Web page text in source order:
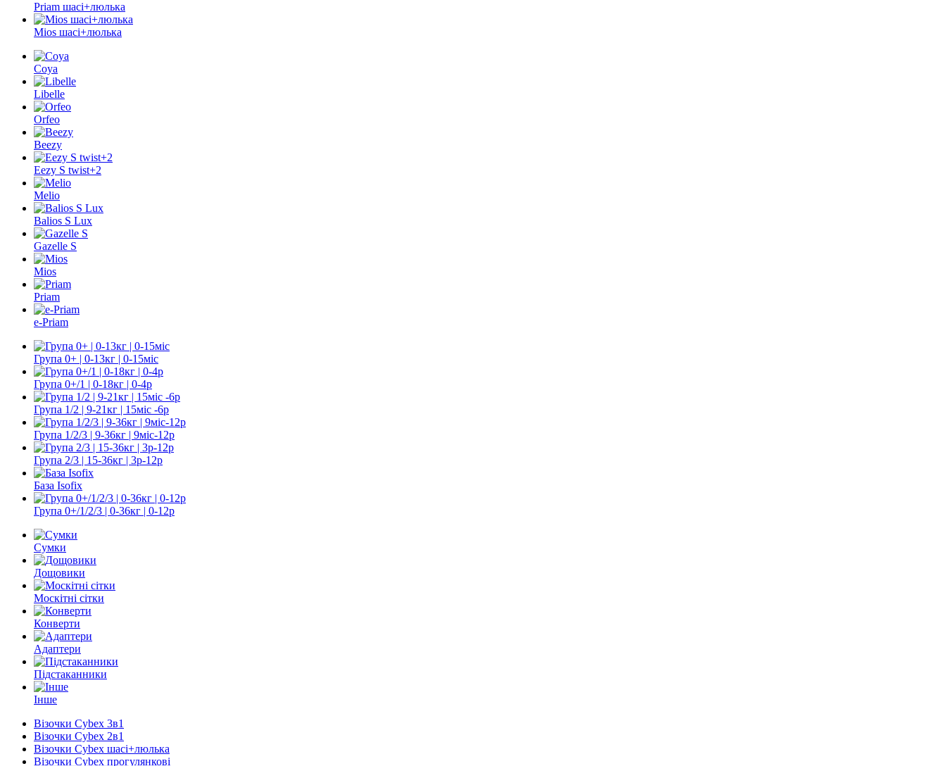
Priam шасі+люлька
Mios шасі+люлька
Coya
Libelle
Orfeo
Beezy
Eezy S twist+2
Melio
Balios S Lux
Gazelle S
Mios
Priam
e-Priam
Група 0+ | 0-13кг | 0-15міс
Група 0+/1 | 0-18кг | 0-4р
Група 1/2 | 9-21кг | 15міс -6р
Група 1/2/3 | 9-36кг | 9міс-12р
Група 2/3 | 15-36кг | 3р-12р
База Isofix
Група 0+/1/2/3 | 0-36кг | 0-12р
Сумки
Дощовики
Москітні сітки
Конверти
Адаптери
Підстаканники
Інше
Візочки Cybex 3в1
Візочки Cybex 2в1
Візочки Cybex шасі+люлька
Візочки Cybex прогулянкові